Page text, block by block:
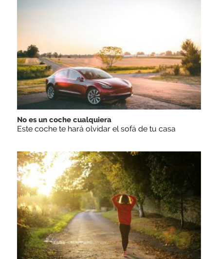
No es un coche cualquiera
Este coche te hará olvidar el sofá de tu casa